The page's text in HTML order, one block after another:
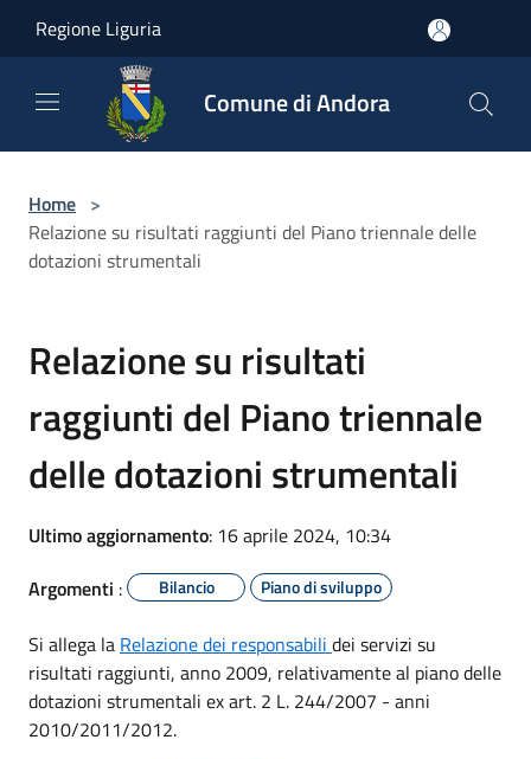
Regione Liguria
Comune di Andora
Home >
Relazione su risultati raggiunti del Piano triennale delle
dotazioni strumentali
Relazione su risultati
raggiunti del Piano triennale
delle dotazioni strumentali
Ultimo aggiornamento: 16 aprile 2024, 10:34
Argomenti : Bilancio Piano di sviluppo
Si allega la Relazione dei responsabili dei servizi su
risultati raggiunti, anno 2009, relativamente al piano delle
dotazioni strumentali ex art. 2 L. 244/2007 - anni
2010/2011/2012.